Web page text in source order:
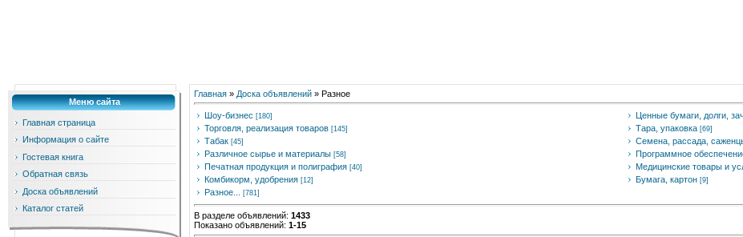
Меню сайта
Главная страница
Информация о сайте
Гостевая книга
Обратная связь
Доска объявлений
Каталог статей
Главная » Доска объявлений » Разное
Шоу-бизнес [180] Ценные бумаги, долги,
Торговля, реализация товаров [145] Тара, упаковка [69]
Табак [45] Семена, рассада,
Различное сырье и материалы [58] Программное
Печатная продукция и полиграфия [40] Медицинские товары и
Комбикорм, удобрения [12] Бумага, картон [9]
Разное... [781]
В разделе объявлений: 1433
Показано объявлений: 1-15